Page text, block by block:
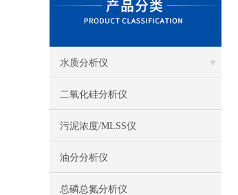
水质分析仪
二氧化硅分析仪
污泥浓度/MLSS仪
油分分析仪
总磷总氮分析仪